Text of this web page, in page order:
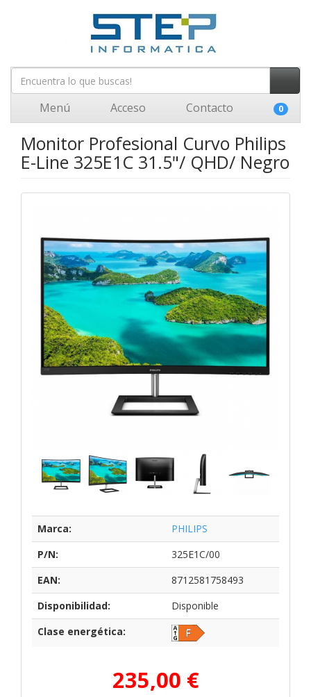
Menú Acceso Contacto 0
Monitor Profesional Curvo Philips
E-Line 325E1C 31.5"/ QHD/ Negro
Marca:
PHILIPS
P/N:
325E1C/00
EAN:
8712581758493
Disponibilidad:
Disponible
Clase energética:
235,00 €